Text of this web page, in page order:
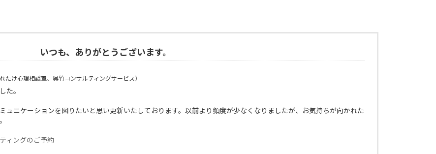
いつも、ありがとうございます。
たけ心理相談室、呉竹コンサルティングサービス）
た。
ュニケーションを図りたいと思い更新いたしております。以前より頻度が少なくなりましたが、お気持ちが向かれた
ィングのご予約